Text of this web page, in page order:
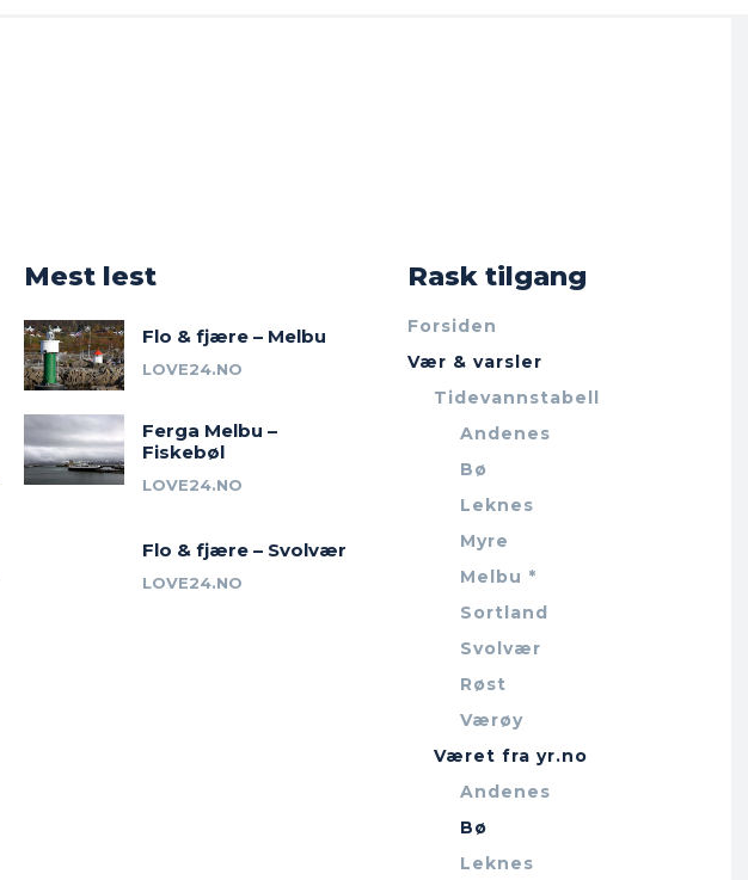
Mest lest
Flo & fjære – Melbu
LOVE24.NO
Ferga Melbu –
Fiskebøl
LOVE24.NO
Flo & fjære – Svolvær
LOVE24.NO
Rask tilgang
Forsiden
Vær & varsler
Tidevannstabell
Andenes
Bø
Leknes
Myre
Melbu *
Sortland
Svolvær
Røst
Værøy
Været fra yr.no
Andenes
Bø
Leknes